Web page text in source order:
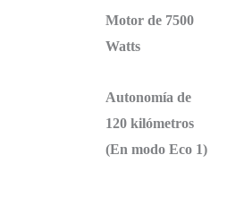
Motor de 7500
Watts
Autonomía de
120 kilómetros
(En modo Eco 1)